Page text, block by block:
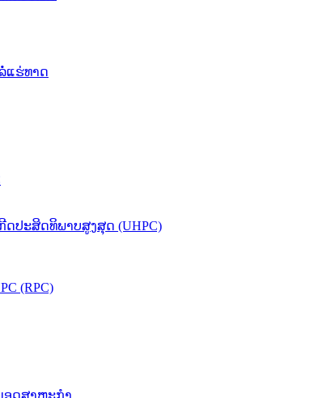
ແຮ່ທາດ
ປະສິດທິພາບສູງສຸດ (UHPC)
(RPC)
ອຸດສາຫະກໍາ